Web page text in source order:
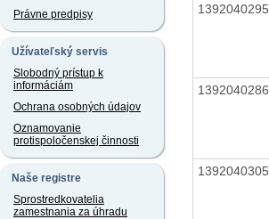
Právne predpisy
Užívateľský servis
Slobodný prístup k
informáciám
Ochrana osobných údajov
Oznamovanie
protispoločenskej činnosti
Naše registre
Sprostredkovatelia
zamestnania za úhradu
1392040295
1392040286
1392040305